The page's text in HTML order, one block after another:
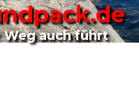
auch führt